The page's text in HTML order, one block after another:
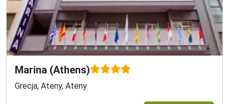
wyczuwalne są zmienne losy historii, wybierając zaś
malownicze wyspy można wcielić się w rolę bohaterów
takich filmów jak: Mamma Mia" czy Grek Zorba".Grecja to
pełen słońca kraj położony na południowym krańcu
Półwyspu Bałkańskiego o niesamowicie długiej linii
brzegowej z dostępem do Morza Śródziemnego, Jońskiego,
Egejskiego i Kreteńskiego. Cechuje się niezwykłą
różnorodnością krajobrazu, większą część Państwa
Marina (Athens)
Grecja, Ateny, Ateny